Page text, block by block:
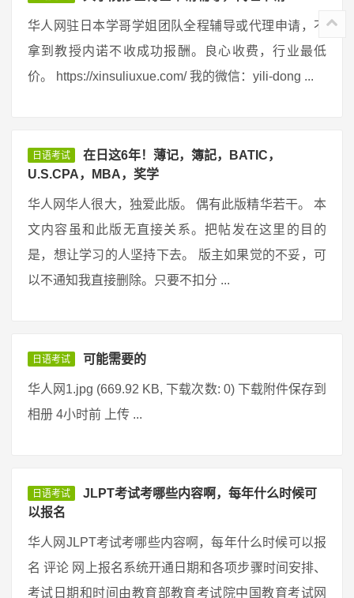
华人网驻日本学哥学姐团队全程辅导或代理申请，不
拿到教授内诺不收成功报酬。良心收费，行业最低
价。 https://xinsuliuxue.com/ 我的微信：yili-dong ...
日语考试
在日这6年！薄记，簿記，BATIC，
U.S.CPA，MBA，奖学
华人网华人很大，独爱此版。 偶有此版精华若干。 本
文内容虽和此版无直接关系。把帖发在这里的目的
是，想让学习的人坚持下去。 版主如果觉的不妥，可
以不通知我直接删除。只要不扣分 ...
日语考试 可能需要的
华人网1.jpg (669.92 KB, 下载次数: 0) 下载附件保存到
相册 4小时前 上传 ...
日语考试
JLPT考试考哪些内容啊，每年什么时候可
以报名
华人网JLPT考试考哪些内容啊，每年什么时候可以报
名 评论 网上报名系统开通日期和各项步骤时间安排、
考试日期和时间由教育部教育考试院中国教育考试网